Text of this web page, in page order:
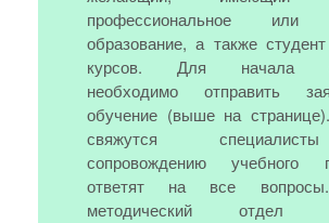
профессиональное или
образование, а также
курсов. Для начала
необходимо отправить
обучение (выше на
свяжутся
сопровождению учебного
ответят на все
методический отдел